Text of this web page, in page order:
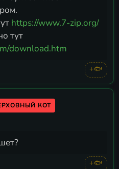
https://www.7-zip.org/
тут
download.htm
+🐟
КОТ
+🐟